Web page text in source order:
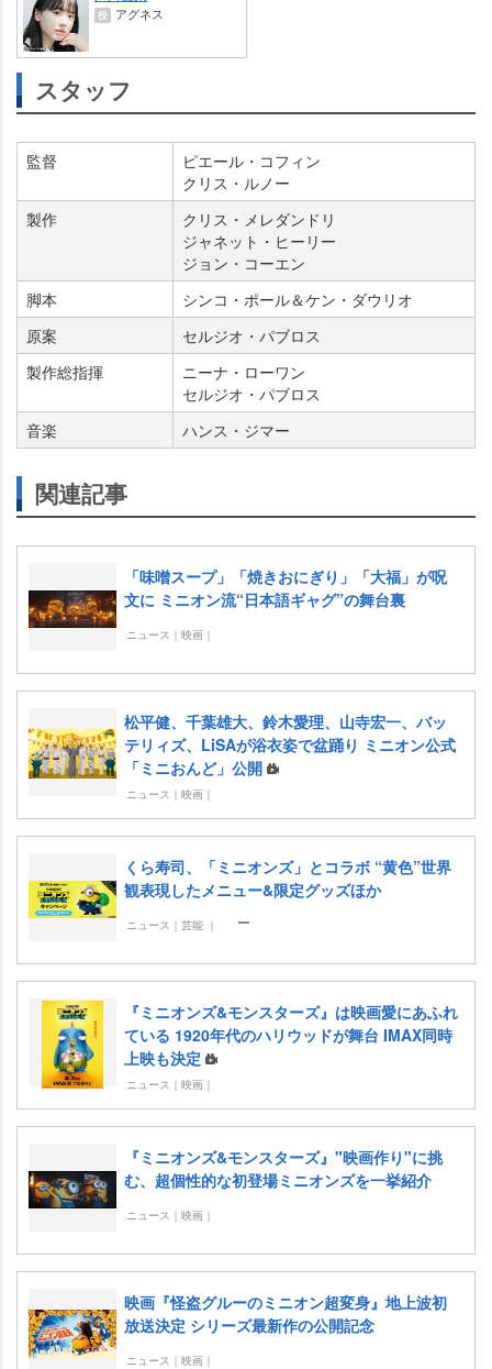
役 アグネス
スタッフ
監督
ピエール・コフィン
クリス・ルノー
製作
クリス・メレダンドリ
ジャネット・ヒーリー
ジョン・コーエン
脚本
シンコ・ポール＆ケン・ダウリオ
原案
セルジオ・パブロス
製作総指揮
ニーナ・ローワン
セルジオ・パブロス
音楽
ハンス・ジマー
関連記事
「味噌スープ」「焼きおにぎり」「大福」が呪
文に ミニオン流“日本語ギャグ”の舞台裏
ニュース｜映画｜
松平健、千葉雄大、鈴木愛理、山寺宏一、バッ
テリィズ、LiSAが浴衣姿で盆踊り ミニオン公式
「ミニおんど」公開
ニュース｜映画｜
くら寿司、「ミニオンズ」とコラボ “黄色”世界
観表現したメニュー&限定グッズほか
ニュース｜芸能 ｜
『ミニオンズ&モンスターズ』は映画愛にあふれ
ている 1920年代のハリウッドが舞台 IMAX同時
上映も決定
ニュース｜映画｜
『ミニオンズ&モンスターズ』"映画作り"に挑
む、超個性的な初登場ミニオンズを一挙紹介
ニュース｜映画｜
映画『怪盗グルーのミニオン超変身』地上波初
放送決定 シリーズ最新作の公開記念
ニュース｜映画｜